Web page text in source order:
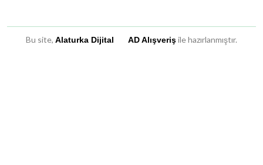
Bu site,Alaturka Dijital AD Alışverişile hazırlanmıştır.